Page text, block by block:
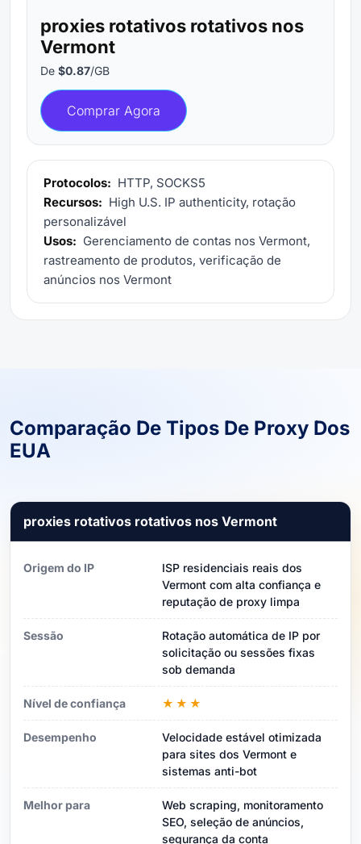
proxies rotativos rotativos nos
Vermont
De $0.87/GB
Comprar Agora
Protocolos: HTTP, SOCKS5
Recursos: High U.S. IP authenticity, rotação
personalizável
Usos: Gerenciamento de contas nos Vermont,
rastreamento de produtos, verificação de
anúncios nos Vermont
Comparação De Tipos De Proxy Dos
EUA
proxies rotativos rotativos nos Vermont
Origem do IP
ISP residenciais reais dos
Vermont com alta confiança e
reputação de proxy limpa
Sessão
Rotação automática de IP por
solicitação ou sessões fixas
sob demanda
Nível de confiança ★★★
Desempenho
Velocidade estável otimizada
para sites dos Vermont e
sistemas anti-bot
Melhor para
Web scraping, monitoramento
SEO, seleção de anúncios,
segurança da conta